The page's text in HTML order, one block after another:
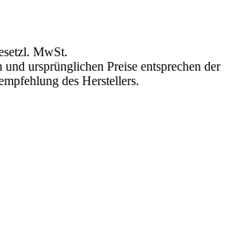
MwSt.
ursprünglichen Preise entsprechen der
des Herstellers.